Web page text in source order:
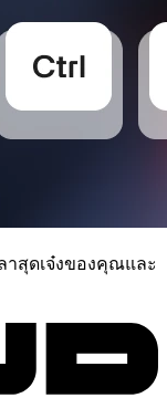
าสุดเจ๋งของคุณและ